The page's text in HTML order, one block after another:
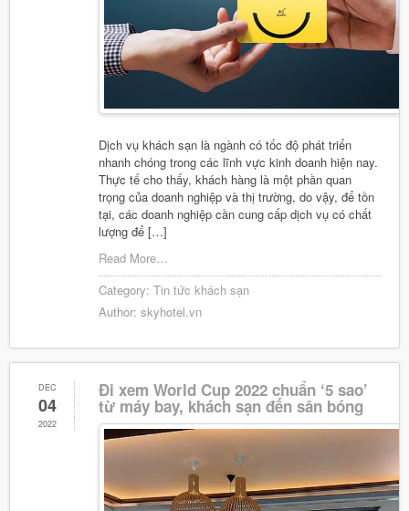
Dịch vụ khách sạn là ngành có tốc độ phát triển
nhanh chóng trong các lĩnh vực kinh doanh hiện nay.
Thực tế cho thấy, khách hàng là một phần quan
trọng của doanh nghiệp và thị trường, do vậy, để tồn
tại, các doanh nghiệp cần cung cấp dịch vụ có chất
lượng để […]
Read More…
Category:Tin tức khách sạn
Author:skyhotel.vn
DEC
04
2022
Đi xem World Cup 2022 chuẩn ‘5 sao’
từ máy bay, khách sạn đến sân bóng